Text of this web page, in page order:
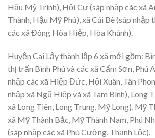
Hậu Mỹ Trinh), Hội Cư (sáp nhập các xã
Thành, Hậu Mỹ Phú), xã Cái Bè (sáp nhập
các xã Đông Hòa Hiệp, Hòa Khánh).
Huyện Cai Lậy thành lập 6 xã mới gồm:
thị trấn Bình Phú và các xã Cẩm Sơn, Phú
nhập các xã Hiệp Đức, Hội Xuân, Tân
nhập xã Ngũ Hiệp và xã Tam Bình), Long
xã Long Tiên, Long Trung, Mỹ Long), Mỹ
xã Mỹ Thành Bắc, Mỹ Thành Nam, Phú
(sáp nhập các xã Phú Cường, Thạnh Lộc).